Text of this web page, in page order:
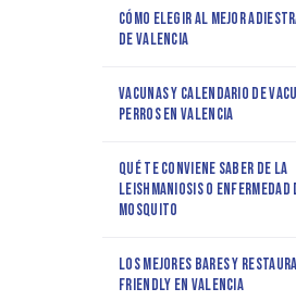
Cómo elegir al mejor
de Valencia
Vacunas y calendario de
perros en Valencia
Qué te conviene saber de la
leishmaniosis o enfermedad
mosquito
Los mejores bares y
friendly en Valencia